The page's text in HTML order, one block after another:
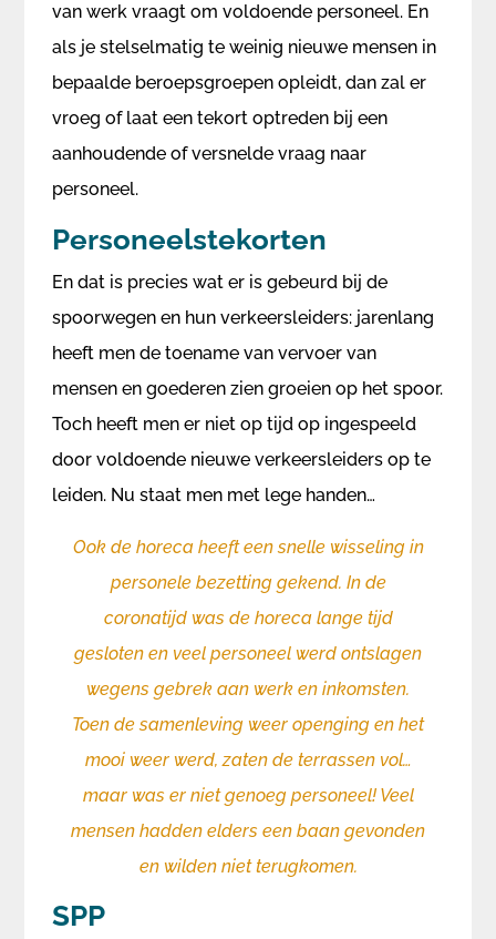
van werk vraagt om voldoende personeel. En
als je stelselmatig te weinig nieuwe mensen in
bepaalde beroepsgroepen opleidt, dan zal er
vroeg of laat een tekort optreden bij een
aanhoudende of versnelde vraag naar
personeel.
Personeelstekorten
En dat is precies wat er is gebeurd bij de
spoorwegen en hun verkeersleiders: jarenlang
heeft men de toename van vervoer van
mensen en goederen zien groeien op het spoor.
Toch heeft men er niet op tijd op ingespeeld
door voldoende nieuwe verkeersleiders op te
leiden. Nu staat men met lege handen…
Ook de horeca heeft een snelle wisseling in
personele bezetting gekend. In de
coronatijd was de horeca lange tijd
gesloten en veel personeel werd ontslagen
wegens gebrek aan werk en inkomsten.
Toen de samenleving weer openging en het
mooi weer werd, zaten de terrassen vol…
maar was er niet genoeg personeel! Veel
mensen hadden elders een baan gevonden
en wilden niet terugkomen.
SPP